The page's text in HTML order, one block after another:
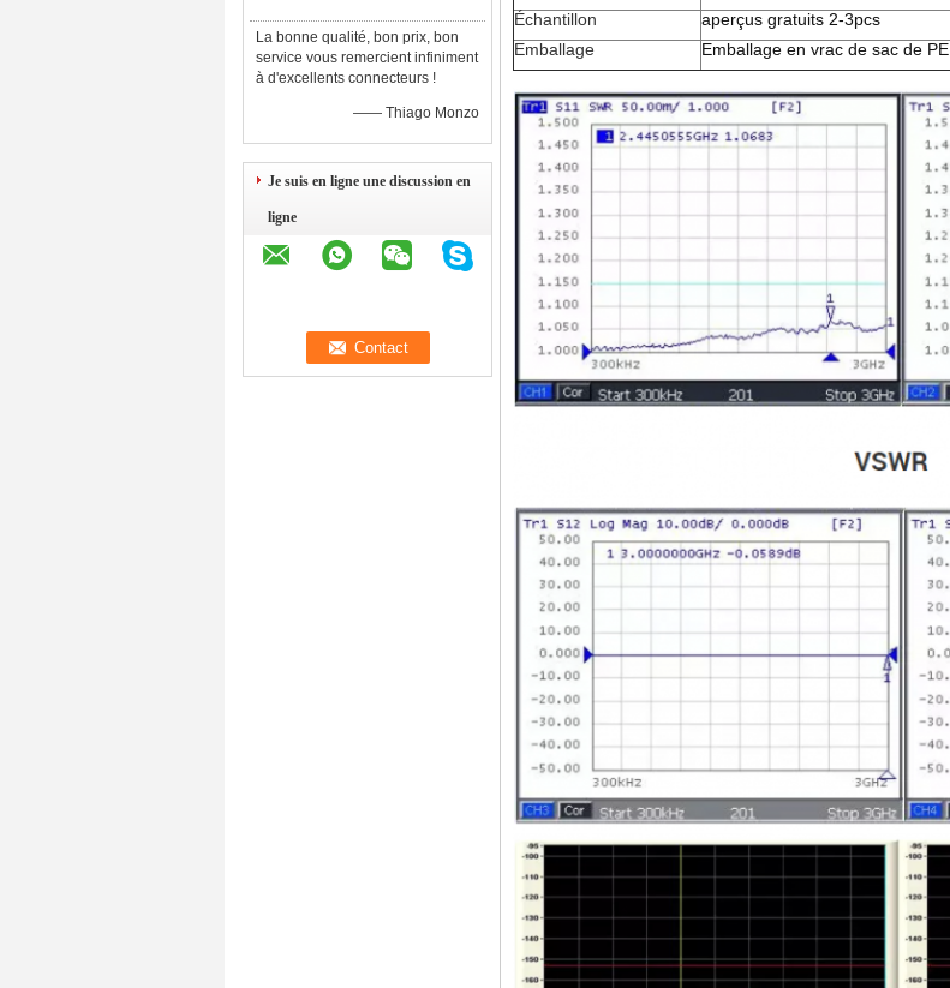
La bonne qualité, bon prix, bon
service vous remercient infiniment
à d'excellents connecteurs !
—— Thiago Monzo
Je suis en ligne une discussion en
ligne
Échantillon
aperçus gratuits 2-3pcs
Emballage
Emballage en vrac de sac de PE